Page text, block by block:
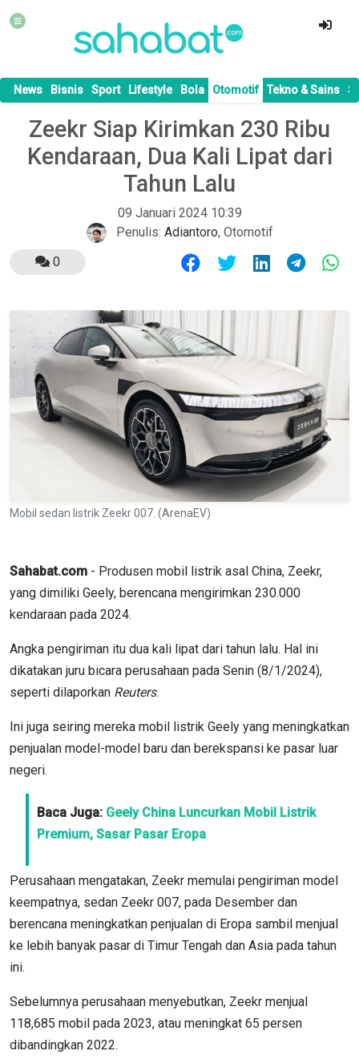
News Bisnis Sport Lifestyle Bola Otomotif Tekno & Sains
Zeekr Siap Kirimkan 230 Ribu
Kendaraan, Dua Kali Lipat dari
Tahun Lalu
09 Januari 2024 10:39
Penulis: Adiantoro, Otomotif
0
Mobil sedan listrik Zeekr 007. (ArenaEV)
Sahabat.com - Produsen mobil listrik asal China, Zeekr,
yang dimiliki Geely, berencana mengirimkan 230.000
kendaraan pada 2024.
Angka pengiriman itu dua kali lipat dari tahun lalu. Hal ini
dikatakan juru bicara perusahaan pada Senin (8/1/2024),
seperti dilaporkan Reuters.
Ini juga seiring mereka mobil listrik Geely yang meningkatkan
penjualan model-model baru dan berekspansi ke pasar luar
negeri.
Baca Juga: Geely China Luncurkan Mobil Listrik
Premium, Sasar Pasar Eropa
Perusahaan mengatakan, Zeekr memulai pengiriman model
keempatnya, sedan Zeekr 007, pada Desember dan
berencana meningkatkan penjualan di Eropa sambil menjual
ke lebih banyak pasar di Timur Tengah dan Asia pada tahun
ini.
Sebelumnya perusahaan menyebutkan, Zeekr menjual
118,685 mobil pada 2023, atau meningkat 65 persen
dibandingkan 2022.